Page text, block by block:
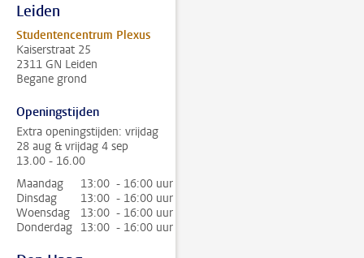
Leiden
Studentencentrum Plexus
Kaiserstraat 25
2311 GN Leiden
Begane grond
Openingstijden
Extra openingstijden: vrijdag
28 aug & vrijdag 4 sep
13.00 - 16.00
Maandag
13:00 - 16:00 uur
Dinsdag
13:00 - 16:00 uur
Woensdag
13:00 - 16:00 uur
Donderdag 13:00 - 16:00 uur